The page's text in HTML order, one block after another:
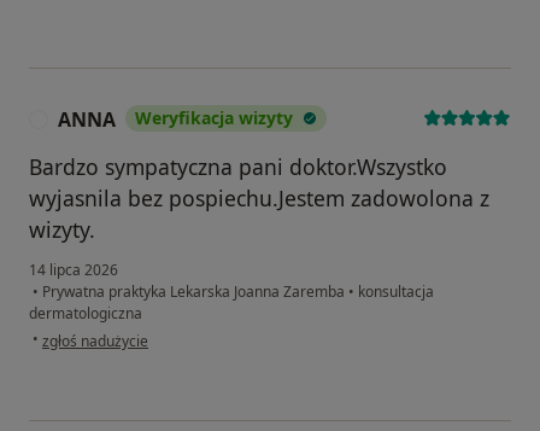
ANNA Weryfikacja wizyty
Bardzo sympatyczna pani doktor.Wszystko
wyjasnila bez pospiechu.Jestem zadowolona z
wizyty.
14 lipca 2026
• Prywatna praktyka Lekarska Joanna Zaremba • konsultacja
dermatologiczna
• w opinii użytkownika ANNA
zgłoś nadużycie